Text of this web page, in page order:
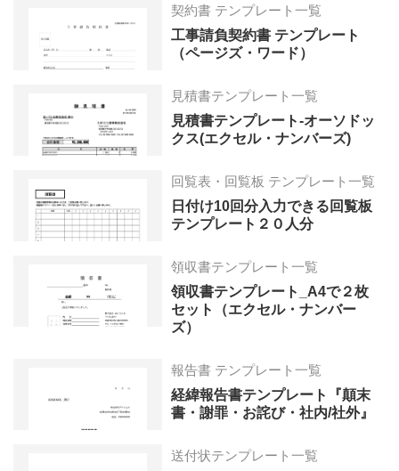
契約書 テンプレート一覧
工事請負契約書 テンプレート
（ページズ・ワード）
見積書テンプレート一覧
見積書テンプレート-オーソドッ
クス(エクセル・ナンバーズ)
回覧表・回覧板 テンプレート一覧
日付け10回分入力できる回覧板
テンプレート２０人分
領収書テンプレート一覧
領収書テンプレート_A4で２枚
セット（エクセル・ナンバー
ズ）
報告書 テンプレート一覧
経緯報告書テンプレート『顛末
書・謝罪・お詫び・社内/社外』
送付状テンプレート一覧